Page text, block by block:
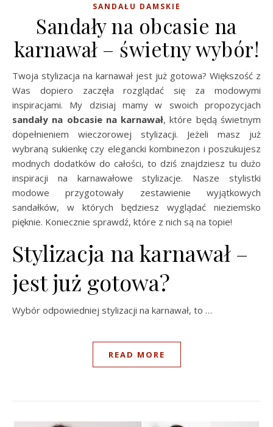
SANDAŁU DAMSKIE
Sandały na obcasie na
karnawał – świetny wybór!
Twoja stylizacja na karnawał jest już gotowa? Większość z
Was dopiero zaczęła rozglądać się za modowymi
inspiracjami. My dzisiaj mamy w swoich propozycjach
sandały na obcasie na karnawał, które będą świetnym
dopełnieniem wieczorowej stylizacji. Jeżeli masz już
wybraną sukienkę czy elegancki kombinezon i poszukujesz
modnych dodatków do całości, to dziś znajdziesz tu dużo
inspiracji na karnawałowe stylizacje. Nasze stylistki
modowe przygotowały zestawienie wyjątkowych
sandałków, w których będziesz wyglądać nieziemsko
pięknie. Koniecznie sprawdź, które z nich są na topie!
Stylizacja na karnawał –
jest już gotowa?
Wybór odpowiedniej stylizacji na karnawał, to …
READ MORE